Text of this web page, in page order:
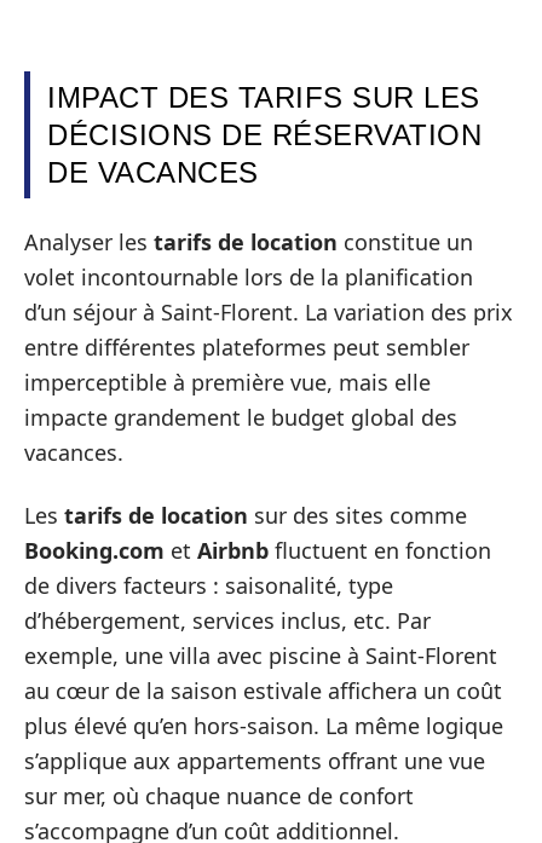
IMPACT DES TARIFS SUR LES
DÉCISIONS DE RÉSERVATION
DE VACANCES
Analyser les tarifs de location constitue un
volet incontournable lors de la planification
d’un séjour à Saint-Florent. La variation des prix
entre différentes plateformes peut sembler
imperceptible à première vue, mais elle
impacte grandement le budget global des
vacances.
Les tarifs de location sur des sites comme
Booking.com et Airbnb fluctuent en fonction
de divers facteurs : saisonalité, type
d’hébergement, services inclus, etc. Par
exemple, une villa avec piscine à Saint-Florent
au cœur de la saison estivale affichera un coût
plus élevé qu’en hors-saison. La même logique
s’applique aux appartements offrant une vue
sur mer, où chaque nuance de confort
s’accompagne d’un coût additionnel.